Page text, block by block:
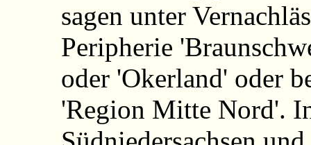
sagen unter
Peripherie
oder 'Okerland' oder
'Region Mitte Nord'.